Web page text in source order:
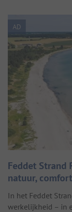
AD
Feddet Strand
natuur,
In het Feddet
werkelijkheid – in